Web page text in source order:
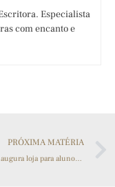
Especialista
com encanto e
PRÓXIMA MATÉRIA
UNIALFA inaugura loja para alunos e servidores com produtos personalizados